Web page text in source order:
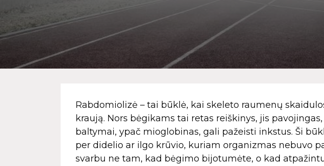
Rabdomiolizė – tai būklė, kai skeleto raumenų
kraują. Nors bėgikams tai retas reiškinys, jis
baltymai, ypač mioglobinas, gali pažeisti inkstus. Ši
per didelio ar ilgo krūvio, kuriam organizmas nebuvo
svarbu ne tam, kad bėgimo bijotumėte, o kad